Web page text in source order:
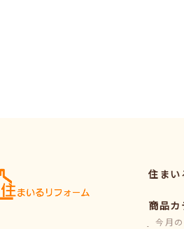
住ま
商品カ
今月